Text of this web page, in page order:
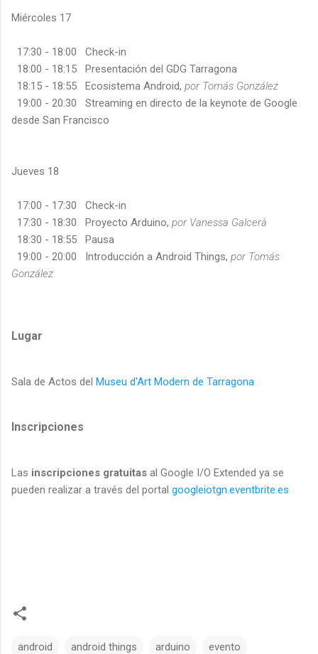
Miércoles 17
17:30 - 18:00 Check-in
18:00 - 18:15 Presentación del GDG Tarragona
18:15 - 18:55 Ecosistema Android, por Tomás González
19:00 - 20:30 Streaming en directo de la keynote de Google
desde San Francisco
Jueves 18
17:00 - 17:30 Check-in
17:30 - 18:30 Proyecto Arduino, por Vanessa Galcerà
18:30 - 18:55 Pausa
19:00 - 20:00 Introducción a Android Things, por Tomás
González
Lugar
Sala de Actos del Museu d'Art Modern de Tarragona
Inscripciones
Las inscripciones gratuitas al Google I/O Extended ya se
pueden realizar a través del portal googleiotgn.eventbrite.es
android android things arduino evento